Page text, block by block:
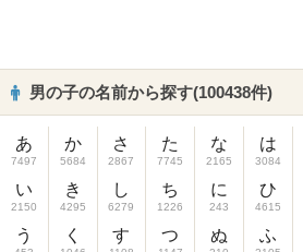
男の子の名前から探す(100438件)
あ
7497
い
2150
う
か
5684
き
4295
く
さ
2867
し
6279
す
た
7745
ち
1226
つ
な
2165
に
243
ぬ
は
3084
ひ
4615
ふ